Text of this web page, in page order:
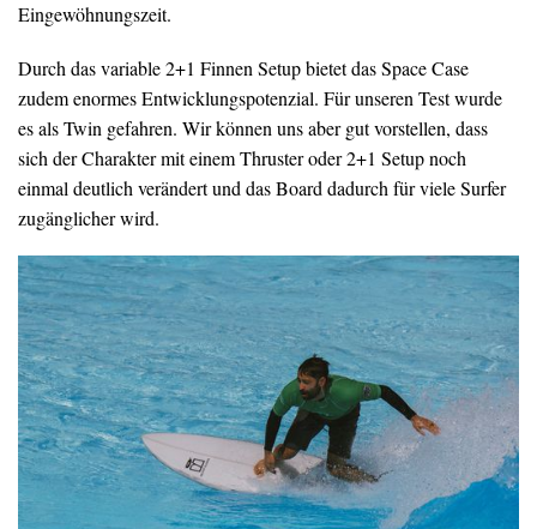
Eingewöhnungszeit.
Durch das variable 2+1 Finnen Setup bietet das Space Case
zudem enormes Entwicklungspotenzial. Für unseren Test wurde
es als Twin gefahren. Wir können uns aber gut vorstellen, dass
sich der Charakter mit einem Thruster oder 2+1 Setup noch
einmal deutlich verändert und das Board dadurch für viele Surfer
zugänglicher wird.